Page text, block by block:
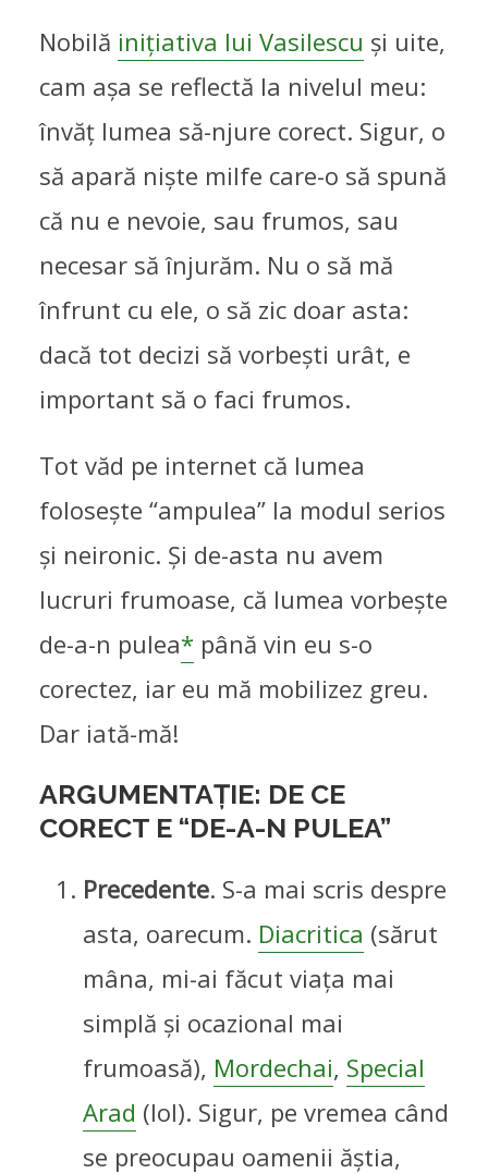
Nobilă inițiativa lui Vasilescu și uite,
cam așa se reflectă la nivelul meu:
învăț lumea să-njure corect. Sigur, o
să apară niște milfe care-o să spună
că nu e nevoie, sau frumos, sau
necesar să înjurăm. Nu o să mă
înfrunt cu ele, o să zic doar asta:
dacă tot decizi să vorbești urât, e
important să o faci frumos.
Tot văd pe internet că lumea
folosește “ampulea” la modul serios
și neironic. Și de-asta nu avem
lucruri frumoase, că lumea vorbește
de-a-n pulea* până vin eu s-o
corectez, iar eu mă mobilizez greu.
Dar iată-mă!
ARGUMENTAȚIE: DE CE
CORECT E “DE-A-N PULEA”
Precedente. S-a mai scris despre
asta, oarecum. Diacritica (sărut
mâna, mi-ai făcut viața mai
simplă și ocazional mai
frumoasă), Mordechai, Special
Arad (lol). Sigur, pe vremea când
se preocupau oamenii ăștia,